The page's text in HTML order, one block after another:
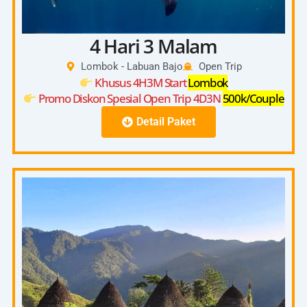
4 Hari 3 Malam
Lombok - Labuan Bajo Open Trip
Khusus 4H3M StartLombok
Promo Diskon Spesial Open Trip 4D3N500k/Couple
Detail Paket
1
Check In On Board 13:00-14:00
Depart From Lombok Harbour 14:00
Kanawa Island Lombok
Day
2
Saleh Bay Whaleshark
Savana Beach